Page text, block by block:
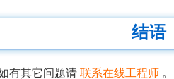
结语
有其它问题请联系在线工程师 。